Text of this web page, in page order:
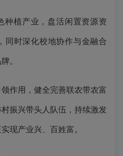
种植产业，盘活闲置资源资
同时深化校地协作与金融合
。
作用，健全完善联农带农富
振兴带头人队伍，持续激发
现产业兴、百姓富。